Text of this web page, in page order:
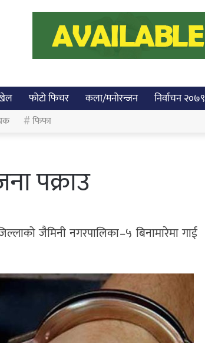
फोटो फिचर कला/मनोरन्जन निर्वाचन २०७९
फिफा
पक्राउ
जैमिनी नगरपालिका–५ बिनामारेमा गाई